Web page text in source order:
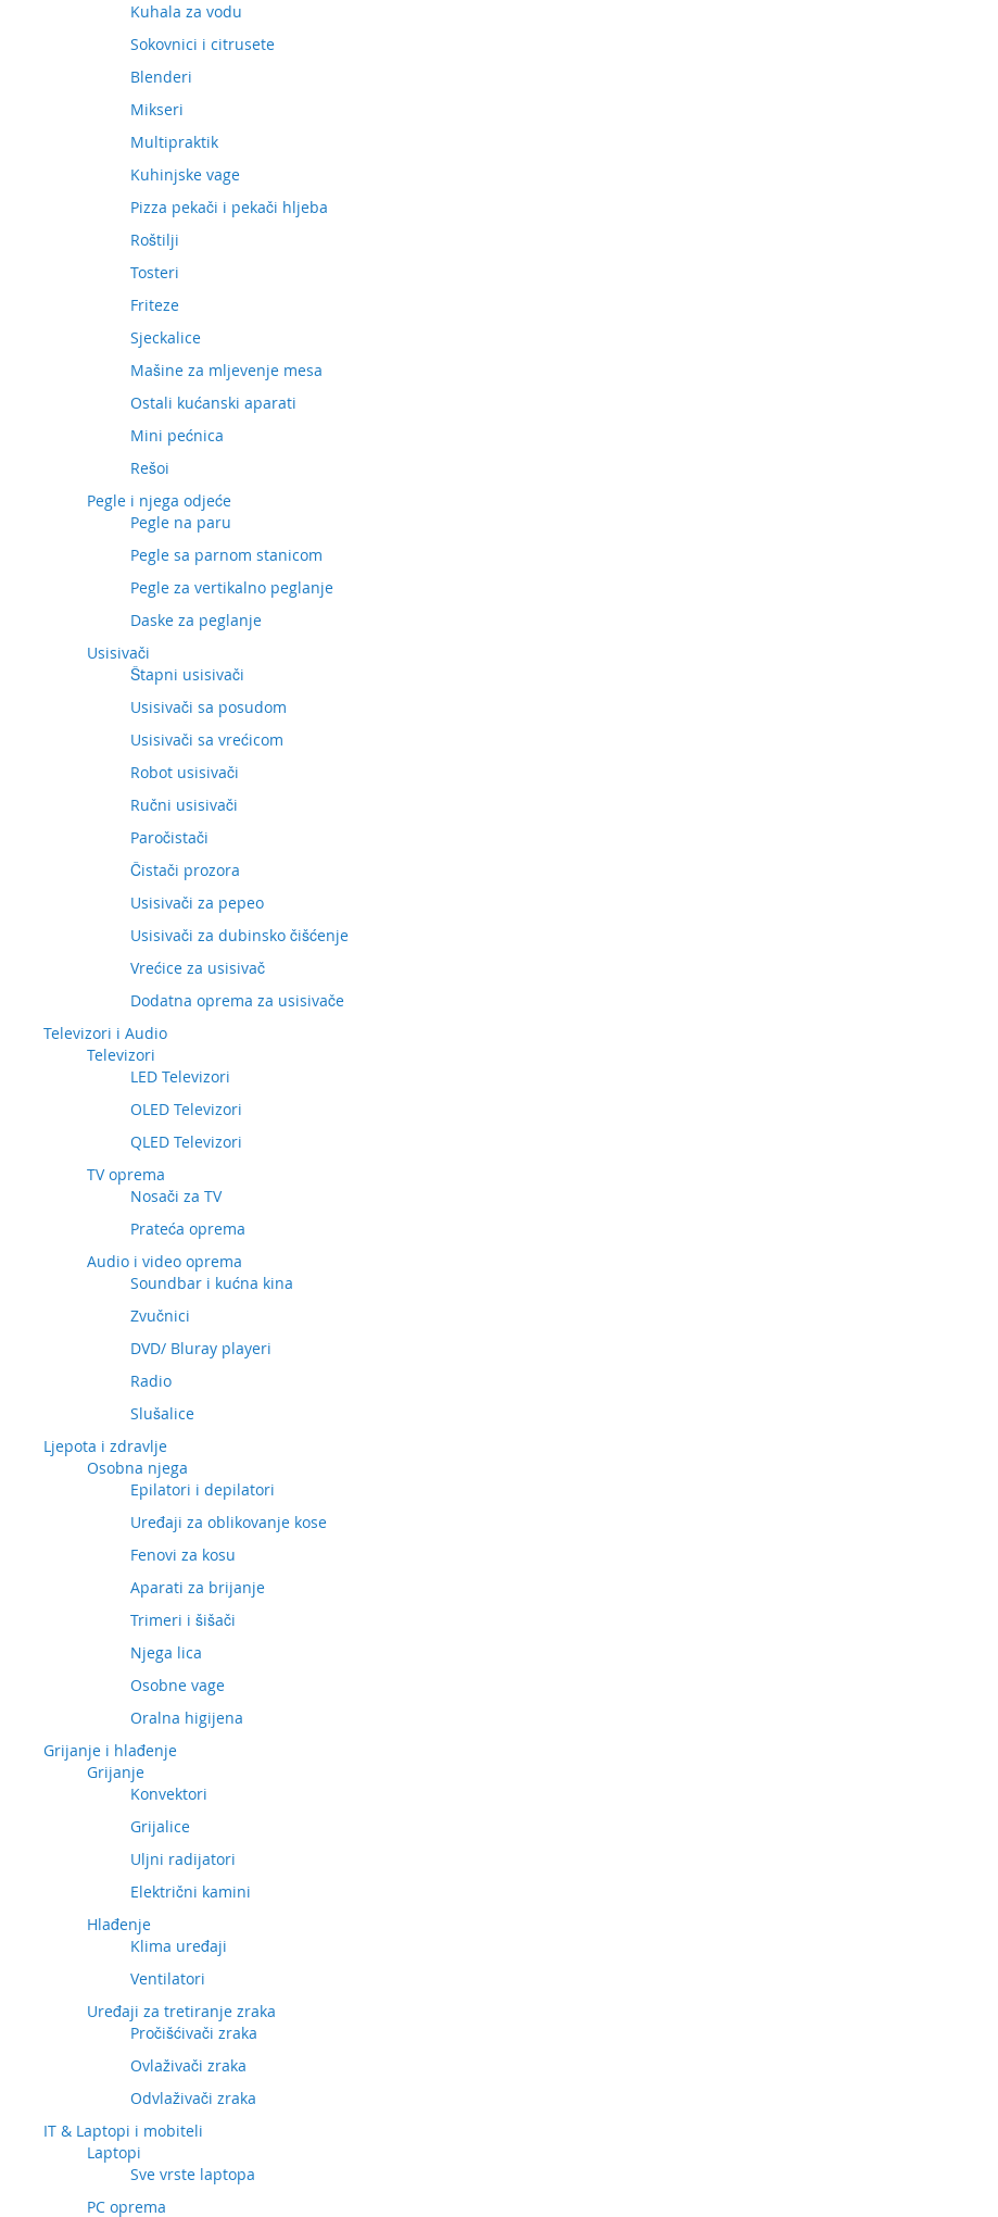
Kuhala za vodu
Sokovnici i citrusete
Blenderi
Mikseri
Multipraktik
Kuhinjske vage
Pizza pekači i pekači hljeba
Roštilji
Tosteri
Friteze
Sjeckalice
Mašine za mljevenje mesa
Ostali kućanski aparati
Mini pećnica
Rešoi
Pegle i njega odjeće
Pegle na paru
Pegle sa parnom stanicom
Pegle za vertikalno peglanje
Daske za peglanje
Usisivači
Štapni usisivači
Usisivači sa posudom
Usisivači sa vrećicom
Robot usisivači
Ručni usisivači
Paročistači
Čistači prozora
Usisivači za pepeo
Usisivači za dubinsko čišćenje
Vrećice za usisivač
Dodatna oprema za usisivače
Televizori i Audio
Televizori
LED Televizori
OLED Televizori
QLED Televizori
TV oprema
Nosači za TV
Prateća oprema
Audio i video oprema
Soundbar i kućna kina
Zvučnici
DVD/ Bluray playeri
Radio
Slušalice
Ljepota i zdravlje
Osobna njega
Epilatori i depilatori
Uređaji za oblikovanje kose
Fenovi za kosu
Aparati za brijanje
Trimeri i šišači
Njega lica
Osobne vage
Oralna higijena
Grijanje i hlađenje
Grijanje
Konvektori
Grijalice
Uljni radijatori
Električni kamini
Hlađenje
Klima uređaji
Ventilatori
Uređaji za tretiranje zraka
Pročišćivači zraka
Ovlaživači zraka
Odvlaživači zraka
IT & Laptopi i mobiteli
Laptopi
Sve vrste laptopa
PC oprema